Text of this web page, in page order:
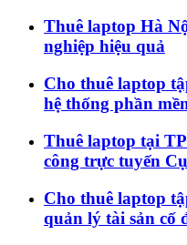
Thuê laptop Hà
nghiệp hiệu quả
Cho thuê laptop
hệ thống phần
Thuê laptop tại
công trực tuyến
Cho thuê laptop
quản lý tài sản cố